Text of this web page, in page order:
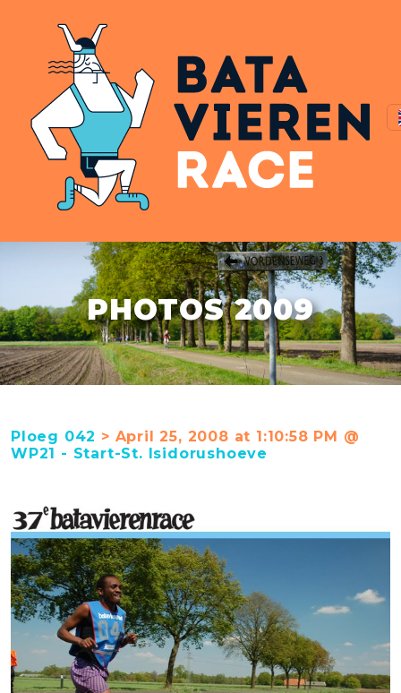
PHOTOS 2009
Ploeg 042 > April 25, 2008 at 1:10:58 PM @
WP21 - Start-St. Isidorushoeve